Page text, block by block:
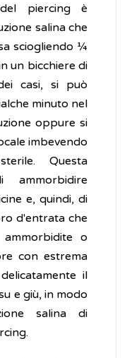
piercing è
salina che
sciogliendo ¼
un bicchiere di
casi, si può
minuto nel
oppure si
imbevendo
Questa
ammorbidire
e, quindi, di
d'entrata che
o
con estrema
il
e giù, in modo
salina di